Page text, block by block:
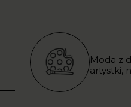
Moda z
artystki,